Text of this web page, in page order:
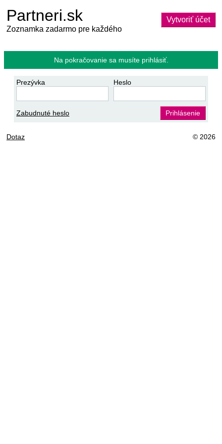
Partneri.sk
Zoznamka zadarmo pre každého
Vytvoriť účet
Na pokračovanie sa musíte prihlásiť.
Prezývka Heslo
Zabudnuté heslo Prihlásenie
Dotaz © 2026